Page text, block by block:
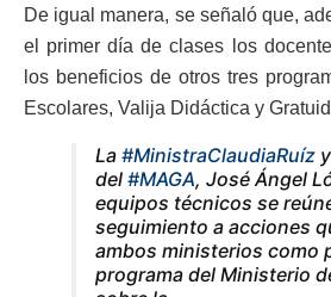
De igual manera, se señaló que,
el primer día de clases los
los beneficios de otros tres
Escolares, Valija Didáctica y
La #MinistraClaudiaRuíz
del #MAGA, José Ángel
equipos técnicos se
seguimiento a acciones
ambos ministerios como
programa del Ministerio